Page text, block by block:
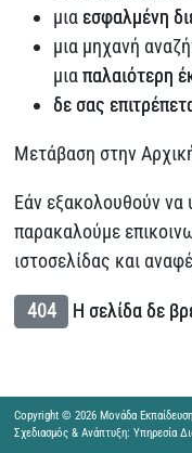
μιαεσφαλμένη
μια μηχανή
μιαπαλαιότερη
δε σας
Μετάβαση στην
Εάν εξακολουθούν να
παρακαλούμε
ιστοσελίδας και
404 Η σελίδα δε
Copyright © 2026 Μονάδα
Σχεδιασμός & Ανάπτυξη: Υπηρεσία